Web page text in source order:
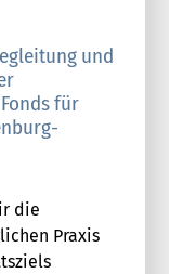
und
für
die
Praxis